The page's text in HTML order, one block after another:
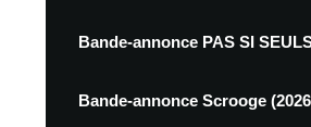
Bande-annonce PAS SI
Bande-annonce Scrooge